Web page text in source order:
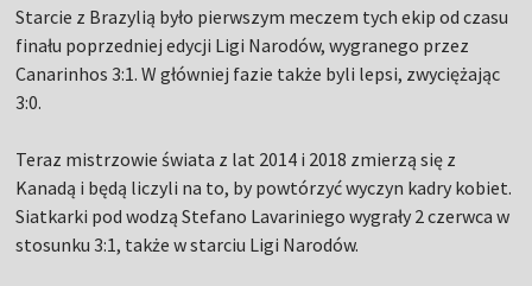
Starcie z Brazylią było pierwszym meczem tych ekip od czasu
finału poprzedniej edycji Ligi Narodów, wygranego przez
Canarinhos 3:1. W główniej fazie także byli lepsi, zwyciężając
3:0.
Teraz mistrzowie świata z lat 2014 i 2018 zmierzą się z
Kanadą i będą liczyli na to, by powtórzyć wyczyn kadry kobiet.
Siatkarki pod wodzą Stefano Lavariniego wygrały 2 czerwca w
stosunku 3:1, także w starciu Ligi Narodów.